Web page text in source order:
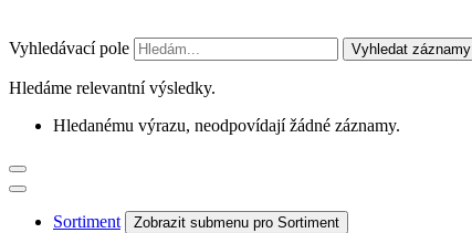
Vyhledávací pole Vyhledat záznamy
Hledáme relevantní výsledky.
Hledanému výrazu, neodpovídají žádné záznamy.
Sortiment Zobrazit submenu pro Sortiment